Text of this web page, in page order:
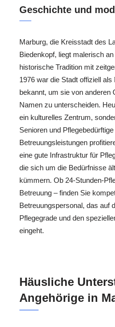
Geschichte und
Marburg, die Kreisstadt des
Biedenkopf, liegt malerisch
historische Tradition mit
1976 war die Stadt offiziell
bekannt, um sie von anderen
Namen zu unterscheiden.
ein kulturelles Zentrum,
Senioren und
Betreuungsleistungen
eine gute Infrastruktur für
die sich um die Bedürfnisse
kümmern. Ob 24-Stunden-
Betreuung – finden Sie
Betreuungspersonal, das auf
Pflegegrade und den
eingeht.
Häusliche
Angehörige in